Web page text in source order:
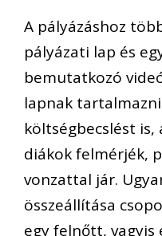
A pályázáshoz
pályázati lap és
bemutatkozó
lapnak
költségbecslést is,
diákok felmérjék,
vonzattal jár.
összeállítása
egy felnőtt, vagyis